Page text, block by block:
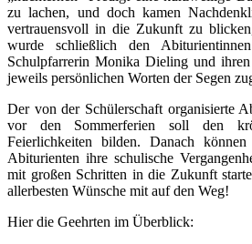
zu lachen, und doch kamen
vertrauensvoll in die Zukunft zu
wurde schließlich den
Schulpfarrerin Monika Dieling und
jeweils persönlichen Worten der Segen
Der von der Schülerschaft organisierte
vor den Sommerferien soll den
Feierlichkeiten bilden. Danach
Abiturienten ihre schulische
mit großen Schritten in die Zukunft
allerbesten Wünsche mit auf den Weg!
Hier die Geehrten im Überblick: